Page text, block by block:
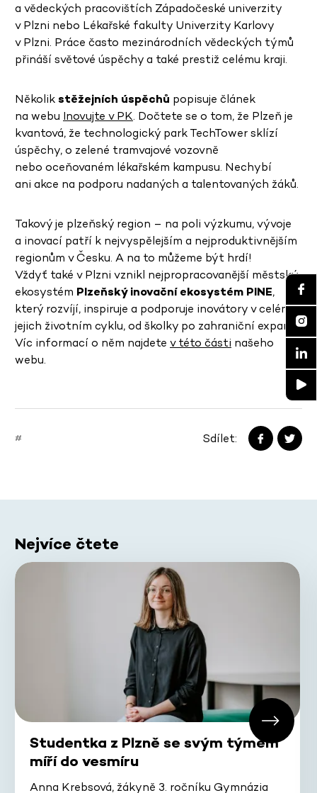
a vědeckých pracovištích Západočeské univerzity
v Plzni nebo Lékařské fakulty Univerzity Karlovy
v Plzni. Práce často mezinárodních vědeckých týmů
přináší světové úspěchy a také prestiž celému kraji.
Několikstěžejních úspěchů popisuje článek
na webu Inovujte v PK. Dočtete se o tom, že Plzeň je
kvantová, že technologický park TechTower sklízí
úspěchy, o zelené tramvajové vozovně
nebo oceňovaném lékařském kampusu. Nechybí
ani akce na podporu nadaných a talentovaných žáků.
Takový je plzeňský region – na poli výzkumu, vývoje
a inovací patří k nejvyspělejším a nejproduktivnějším
regionům v Česku. A na to můžeme být hrdí!
Vždyť také v Plzni vznikl nejpropracovanější městský
ekosystém Plzeňský inovační ekosystém PINE,
který rozvíjí, inspiruje a podporuje inovátory v celém
jejich životním cyklu, od školky po zahraniční expanzi.
Víc informací o něm najdete v této části našeho
webu.
# Sdílet:
Nejvíce čtete
Studentka z Plzně se svým týmem
míří do vesmíru
Anna Krebsová, žákyně 3. ročníku Gymnázia